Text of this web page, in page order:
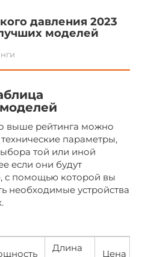
давления 2023
моделей
выше рейтинга можно
параметры,
той или иной
если они будут
с помощью которой вы
необходимые устройства
Длина
Цена